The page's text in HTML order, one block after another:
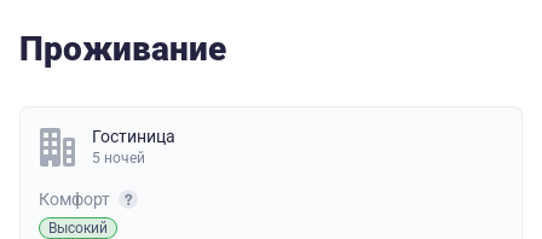
Проживание
Гостиница
5 ночей
Комфорт
Высокий